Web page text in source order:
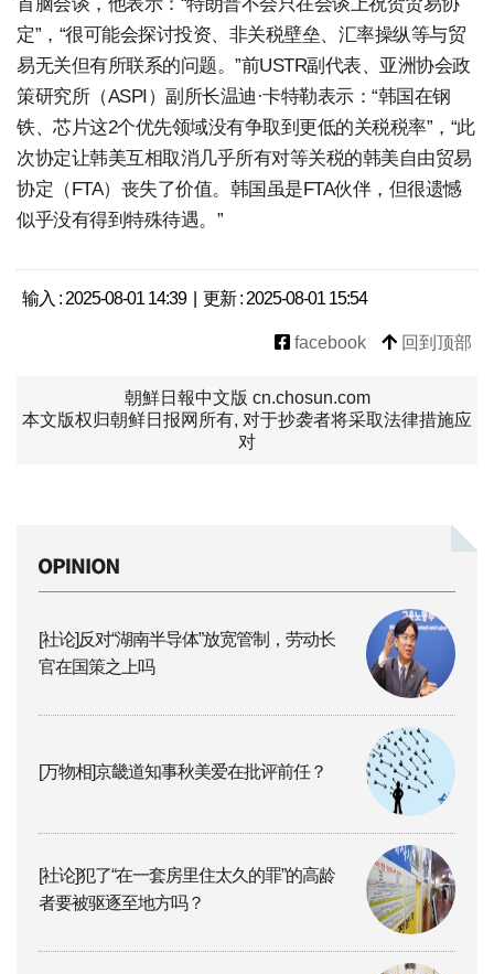
定”，“很可能会探讨投资、非关税壁垒、汇率操纵等与贸
易无关但有所联系的问题。”前USTR副代表、亚洲协会政
策研究所（ASPI）副所长温迪·卡特勒表示：“韩国在钢
铁、芯片这2个优先领域没有争取到更低的关税税率”，“此
次协定让韩美互相取消几乎所有对等关税的韩美自由贸易
协定（FTA）丧失了价值。韩国虽是FTA伙伴，但很遗憾
似乎没有得到特殊待遇。”
输入 : 2025-08-01 14:39 | 更新 : 2025-08-01 15:54
facebook 回到顶部
朝鮮日報中文版 cn.chosun.com
本文版权归朝鲜日报网所有, 对于抄袭者将采取法律措施应
对
[社论]反对“湖南半导体”放宽管制，劳动长
官在国策之上吗
[万物相]京畿道知事秋美爱在批评前任？
[社论]犯了“在一套房里住太久的罪”的高龄
者要被驱逐至地方吗？